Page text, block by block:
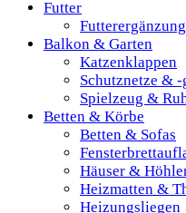
Futter
Balkon & Garten
Katzenklappen
Schutznetze &
Spielzeug &
Betten & Körbe
Betten & Sofas
Häuser &
Heizmatten &
Heizungsliegen